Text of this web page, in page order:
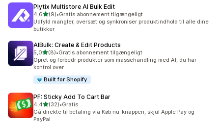
Plytix Multistore AI Bulk Edit
4,6ud af 5 stjerner
(9)
9 anmeldelser i alt
•Gratis abonnement tilgængeligt
Udfyld mangler, oversæt og synkroniser produktindhold til alle dine
butikker
AIBulk: Create & Edit Products
5,0ud af 5 stjerner
(8)
8 anmeldelser i alt
•Gratis abonnement tilgængeligt
Opret og forbedr produkter som massehandling med AI, du har
kontrol over.
Built for Shopify
PF: Sticky Add To Cart Bar
4,4ud af 5 stjerner
(32)
32 anmeldelser i alt
•Gratis
Gå direkte til betaling via Køb nu-knappen, skjul Apple Pay og
PayPal